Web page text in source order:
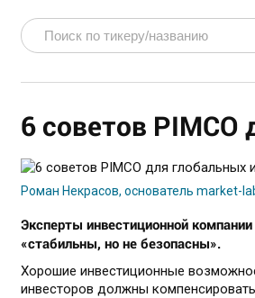
6 советов
Роман Некрасов, основатель market-
Эксперты инвестиционной компании
«стабильны, но не безопасны».
Хорошие инвестиционные
инвесторов должны